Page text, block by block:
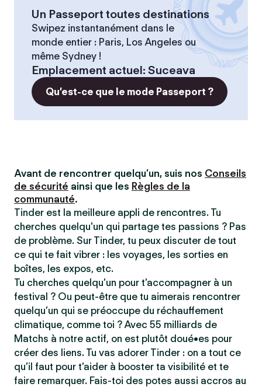
Un Passeport toutes destinations
Swipez instantanément dans le
monde entier : Paris, Los Angeles ou
même Sydney !
Emplacement actuel: Suceava
Qu’est-ce que le mode Passeport ?
Avant de rencontrer quelqu’un, suis nos Conseils
de sécurité ainsi que les Règles de la
communauté.
Tinder est la meilleure appli de rencontres. Tu
cherches quelqu’un qui partage tes passions ? Pas
de problème. Sur Tinder, tu peux discuter de tout
ce qui te fait vibrer : les voyages, les sorties en
boîtes, les expos, etc.
Tu cherches quelqu’un pour t’accompagner à un
festival ? Ou peut-être que tu aimerais rencontrer
quelqu’un qui se préoccupe du réchauffement
climatique, comme toi ? Avec 55 milliards de
Matchs à notre actif, on est plutôt doué•es pour
créer des liens. Tu vas adorer Tinder : on a tout ce
qu’il faut pour t’aider à booster ta visibilité et te
faire remarquer. Fais-toi des potes aussi accros au